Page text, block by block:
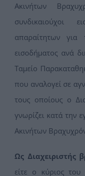
Ακινήτων
συνδικαιούχοι
απαραίτητων για
εισοδήματος ανά
Ταμείο
που αναλογεί σε
τους οποίους ο
γνωρίζει κατά την
Ακινήτων
Ως Διαχειριστής
είτε ο κύριος